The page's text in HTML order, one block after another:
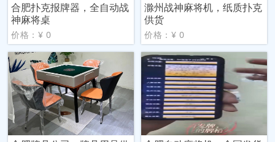
合肥扑克报牌器，全自动战
神麻将桌
价格：¥ 0
滁州战神麻将机，纸质扑克
供货
价格：¥ 0